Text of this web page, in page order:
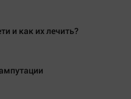
и как их лечить?